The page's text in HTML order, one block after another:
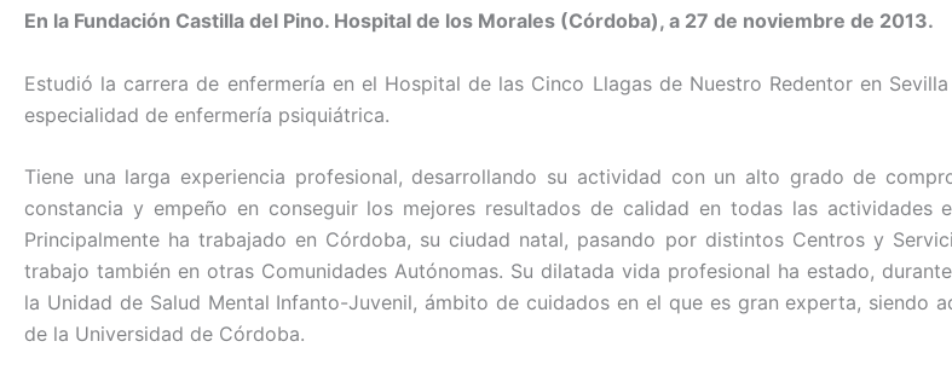
o
o
k
n p
p
tir
En la Fundación Castilla del Pino. Hospital de los Morales (Córdoba), a 27 de noviembre de 2013.
Estudió la carrera de enfermería en el Hospital de las Cinco Llagas de Nuestro Redentor en
especialidad de enfermería psiquiátrica.
Tiene una larga experiencia profesional, desarrollando su actividad con un alto grado de
constancia y empeño en conseguir los mejores resultados de calidad en todas las actividades
Principalmente ha trabajado en Córdoba, su ciudad natal, pasando por distintos Centros y
trabajo también en otras Comunidades Autónomas. Su dilatada vida profesional ha estado,
la Unidad de Salud Mental Infanto-Juvenil, ámbito de cuidados en el que es gran experta, siendo
de la Universidad de Córdoba.